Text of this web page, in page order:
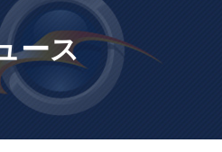
ース